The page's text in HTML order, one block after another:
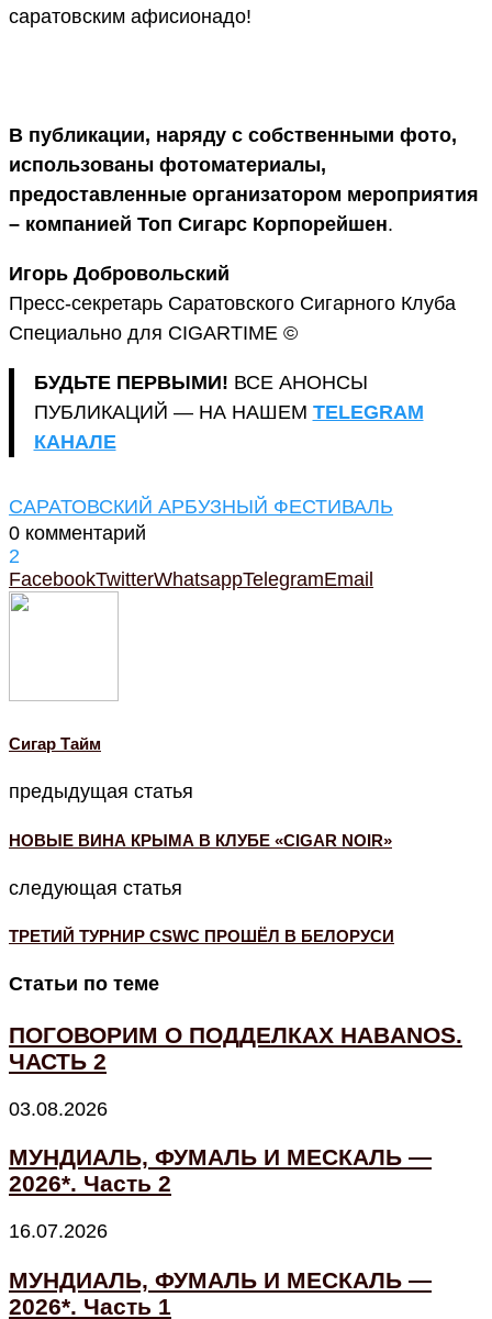
саратовским афисионадо!
В публикации, наряду с собственными фото,
использованы фотоматериалы,
предоставленные организатором мероприятия
– компанией Топ Сигарс Корпорейшен.
Игорь Добровольский
Пресс-секретарь Саратовского Сигарного Клуба
Специально для CIGARTIME ©
БУДЬТЕ ПЕРВЫМИ! ВСЕ АНОНСЫ
ПУБЛИКАЦИЙ — НА НАШЕМ TELEGRAM
КАНАЛЕ
САРАТОВСКИЙ АРБУЗНЫЙ ФЕСТИВАЛЬ
0 комментарий
2
FacebookTwitterWhatsappTelegramEmail
Cигар Тайм
предыдущая статья
НОВЫЕ ВИНА КРЫМА В КЛУБЕ «CIGAR NOIR»
следующая статья
ТРЕТИЙ ТУРНИР CSWC ПРОШЁЛ В БЕЛОРУСИ
Статьи по теме
ПОГОВОРИМ О ПОДДЕЛКАХ HABANOS.
ЧАСТЬ 2
03.08.2026
МУНДИАЛЬ, ФУМАЛЬ И МЕСКАЛЬ —
2026*. Часть 2
16.07.2026
МУНДИАЛЬ, ФУМАЛЬ И МЕСКАЛЬ —
2026*. Часть 1